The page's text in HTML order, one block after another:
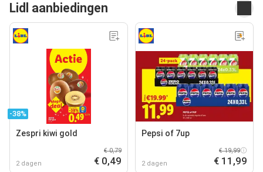
Lidl aanbiedingen
-38%
Zespri kiwi gold
2 dagen
€ 0,79
€ 0,49
Pepsi of 7up
2 dagen
€ 19,99
€ 11,99